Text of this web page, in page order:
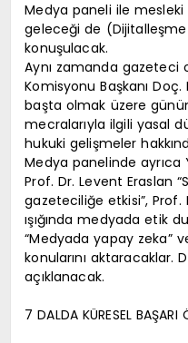
Medya paneli ile
geleceği de
konuşulacak.
Aynı zamanda gazeteci
Komisyonu Başkanı
başta olmak üzere
mecralarıyla ilgili yasal
hukuki gelişmeler
Medya panelinde ayrıca
Prof. Dr. Levent Eraslan
gazeteciliğe etkisi”, Prof.
ışığında medyada etik
“Medyada yapay zeka”
konularını aktaracaklar.
açıklanacak.
7 DALDA KÜRESEL BAŞARI